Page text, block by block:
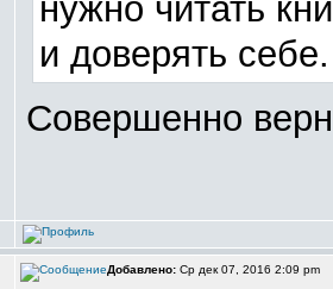
нужно читать
и доверять
Совершенно
Добавлено: Ср дек 07, 2016 2:09 pm